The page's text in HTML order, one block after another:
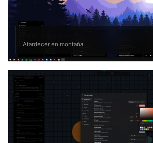
Atardecer en montaña